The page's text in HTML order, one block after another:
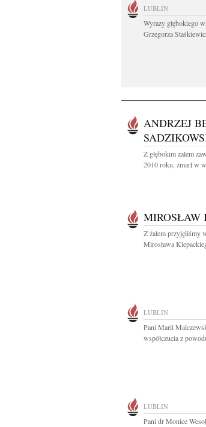
LUBLIN
Wyrazy głębokiego
Grzegorza
ANDRZEJ
Z głębokim żalem
2010 roku, zmarł w
MIROSŁAW
Z żalem przyjęliśmy
Mirosława
LUBLIN
Pani Marii
współczucia z
LUBLIN
Pani dr Monice